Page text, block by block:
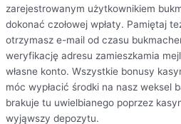
zarejestrowanym użytkownikiem
dokonać czołowej wpłaty. Pamiętaj
otrzymasz e-mail od czasu
weryfikację adresu zamieszkamia
własne konto. Wszystkie bonusy
móc wypłacić środki na nasz weksel
brakuje tu uwielbianego poprzez
wyjąwszy depozytu.